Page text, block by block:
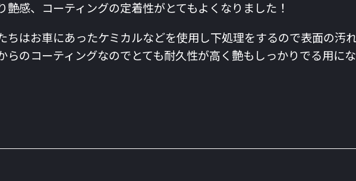
艶感、コーティングの定着性がとてもよくなりました！
ちはお車にあったケミカルなどを使用し下処理をするので表面の汚
らのコーティングなのでとても耐久性が高く艶もしっかりでる用に